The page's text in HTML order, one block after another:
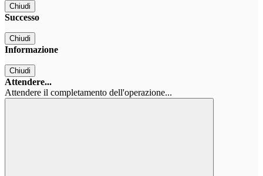
Chiudi
Successo
Chiudi
Informazione
Chiudi
Attendere...
Attendere il completamento dell'operazione...